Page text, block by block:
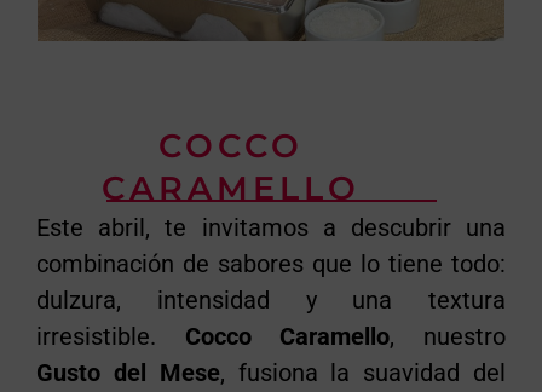
COCCO
CARAMELLO
Este abril, te invitamos a descubrir una
combinación de sabores que lo tiene todo:
dulzura, intensidad y una textura
irresistible. Cocco Caramello, nuestro
Gusto del Mese, fusiona la suavidad del